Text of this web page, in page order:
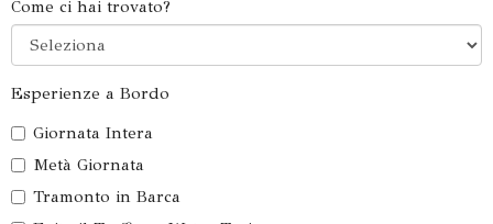
Come ci hai trovato?
Esperienze a Bordo
Giornata Intera
Metà Giornata
Tramonto in Barca